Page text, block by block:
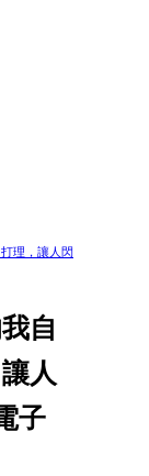
理，讓人閃
自
人
子